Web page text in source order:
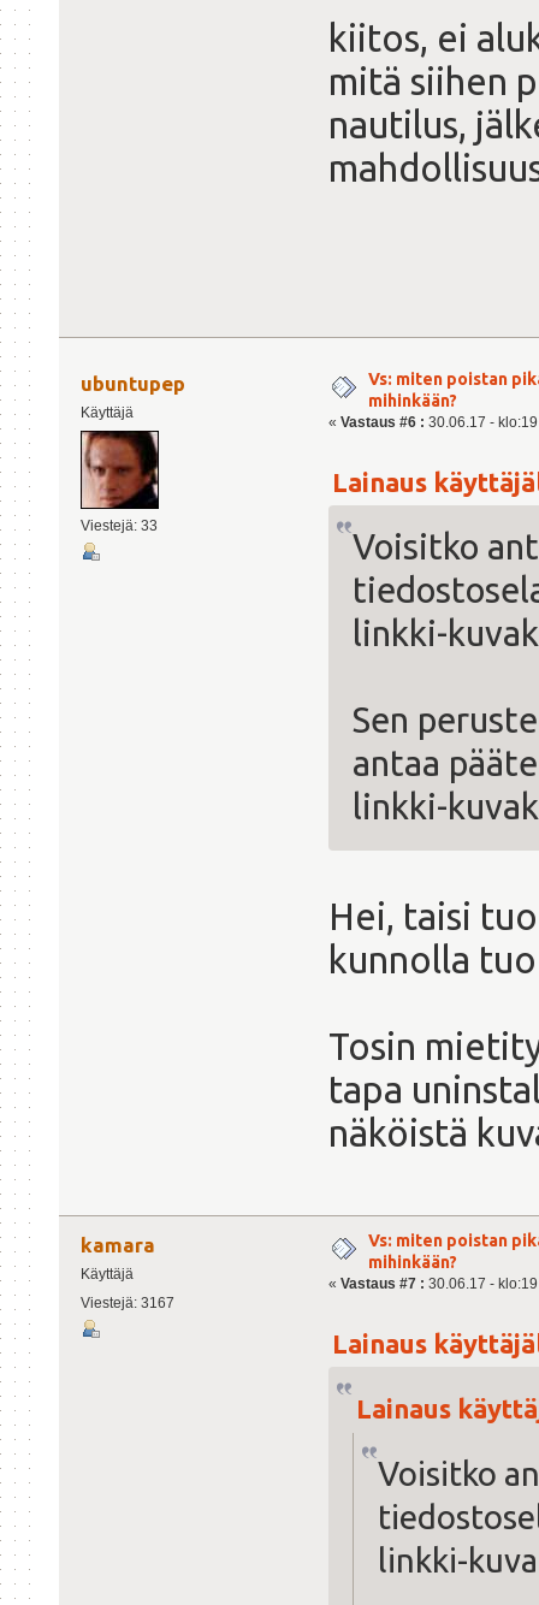
kiitos, ei
mitä siihen
nautilus,
ubuntupep
Käyttäjä
Viestejä: 33
Vs: miten poistan
mihinkään?
« Vastaus #6 : 30.06.17 -
Lainaus
Voisitko
linkki-
Sen
antaa
linkki-
Hei, taisi
kunnolla
Tosin
tapa
näköistä
kamara
Käyttäjä
Viestejä: 3167
Vs: miten poistan
mihinkään?
« Vastaus #7 : 30.06.17 -
Lainaus
Lainaus
Voisitko
linkki-